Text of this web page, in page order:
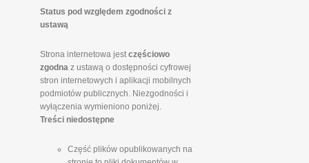
Status pod względem zgodności z
ustawą
Strona internetowa jestczęściowo
zgodnaz ustawą o dostępności cyfrowej
stron internetowych i aplikacji mobilnych
podmiotów publicznych. Niezgodności i
wyłączenia wymieniono poniżej.
Treści niedostępne
Część plików opublikowanych na